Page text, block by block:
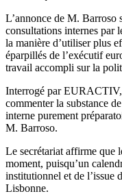
L’annonce de M. Barroso
consultations internes par
la manière d’utiliser plus
éparpillés de l’exécutif
travail accompli sur la
Interrogé par EURACTIV,
commenter la substance
interne purement
M. Barroso.
Le secrétariat affirme que
moment, puisqu’un
institutionnel et de l’issue
Lisbonne.